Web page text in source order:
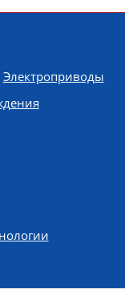
Электроприводы